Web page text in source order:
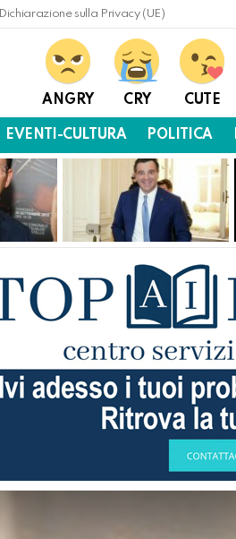
Dichiarazione sulla Privacy (UE)
ANGRY CRY CUTE
EVENTI-CULTURA POLITICA